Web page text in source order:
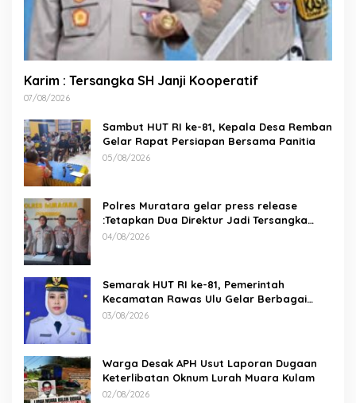
Karim : Tersangka SH Janji Kooperatif
07/08/2026
Sambut HUT RI ke-81, Kepala Desa Remban
Gelar Rapat Persiapan Bersama Panitia
05/08/2026
Polres Muratara gelar press release
:Tetapkan Dua Direktur Jadi Tersangka
Kecelakaan Maut antara Bus ALS dan
04/08/2026
Semarak HUT RI ke-81, Pemerintah
Kecamatan Rawas Ulu Gelar Berbagai
Lomba
03/08/2026
Warga Desak APH Usut Laporan Dugaan
Keterlibatan Oknum Lurah Muara Kulam
02/08/2026